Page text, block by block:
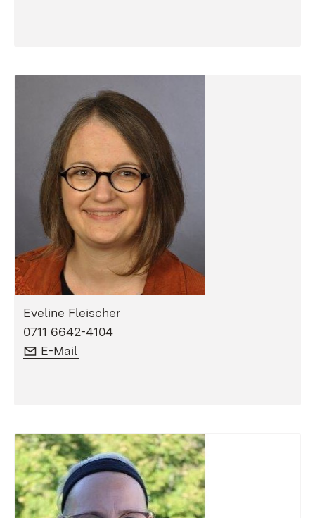
Eveline Fleischer
0711 6642-4104
E-Mail:
E-Mail